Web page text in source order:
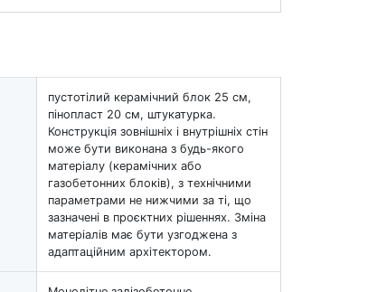
пустотілий керамічний блок 25 см,
пінопласт 20 см, штукатурка.
Конструкція зовнішніх і внутрішніх стін
може бути виконана з будь-якого
матеріалу (керамічних або
газобетонних блоків), з технічними
параметрами не нижчими за ті, що
зазначені в проєктних рішеннях. Зміна
матеріалів має бути узгоджена з
адаптаційним архітектором.